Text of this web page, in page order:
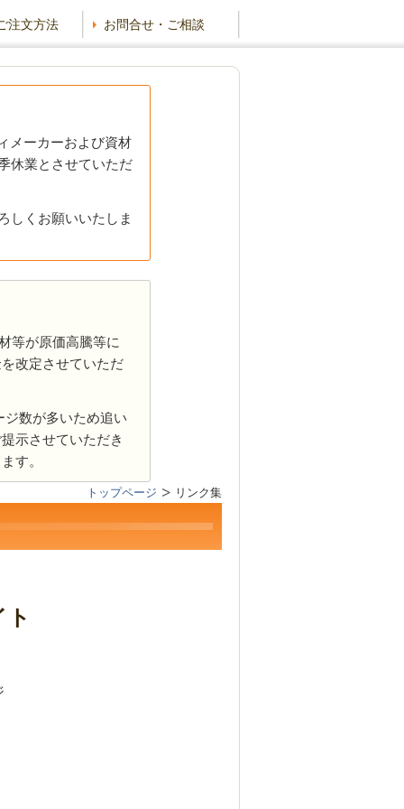
注文方法 お問合せ・ご相談
メーカーおよび資材
休業とさせていただ
しくお願いいたしま
等が原価高騰等に
改定させていただ
数が多いため追い
示させていただき
す。
トップページ リンク集